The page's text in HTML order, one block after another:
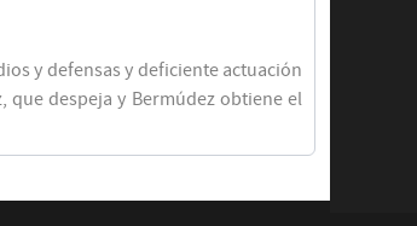
y defensas y deficiente actuación
que despeja y Bermúdez obtiene el